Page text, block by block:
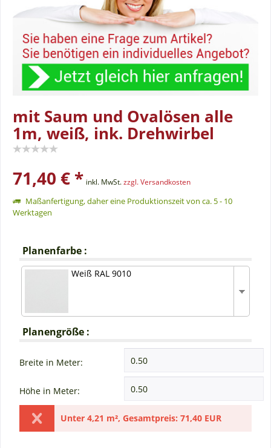
mit Saum und Ovalösen alle
1m, weiß, ink. Drehwirbel
71,40 € * inkl. MwSt.zzgl. Versandkosten
Maßanfertigung, daher eine Produktionszeit von ca. 5 - 10
Werktagen
Planenfarbe :
Weiß RAL 9010
Planengröße :
Breite in Meter:
Höhe in Meter:
Unter 4,21 m², Gesamtpreis: 71,40 EUR